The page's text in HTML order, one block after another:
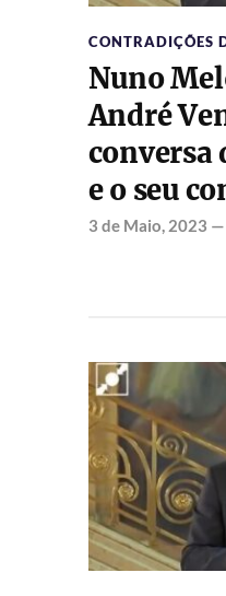
CONTRADIÇÕES
Nuno
André
conversa
e o seu
3 de Maio, 2023 —